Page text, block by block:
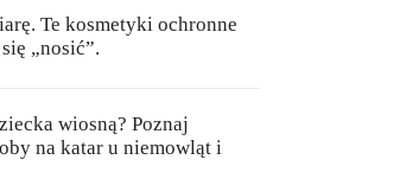
Te kosmetyki ochronne
„nosić”.
wiosną? Poznaj
na katar u niemowląt i